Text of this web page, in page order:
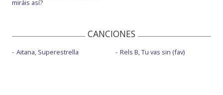
miráis así?
CANCIONES
Aitana, Superestrella Rels B, Tu vas sin (fav)